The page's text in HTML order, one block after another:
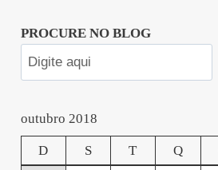
PROCURE NO BLOG
outubro 2018
D S T Q